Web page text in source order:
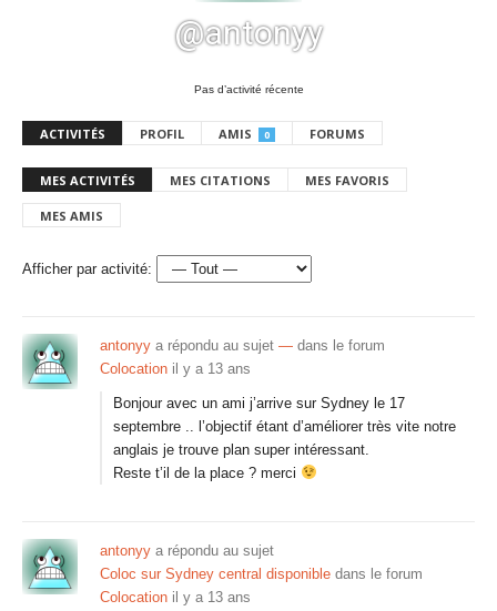
@antonyy
Pas d’activité récente
ACTIVITÉS PROFIL AMIS 0 FORUMS
MES ACTIVITÉS MES CITATIONS MES FAVORIS
MES AMIS
Afficher par activité:
antonyy a répondu au sujet — dans le forum
Colocation il y a 13 ans
Bonjour avec un ami j’arrive sur Sydney le 17
septembre .. l’objectif étant d’améliorer très vite notre
anglais je trouve plan super intéressant.
Reste t’il de la place ? merci
antonyy a répondu au sujet
Coloc sur Sydney central disponible dans le forum
Colocation il y a 13 ans